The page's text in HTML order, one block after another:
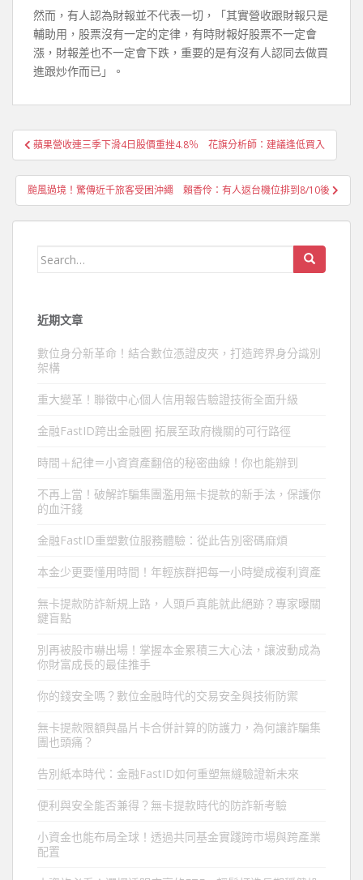
然而，有人認為財報並不代表一切，「其實營收跟財報只是
輔助用，股票沒有一定的定律，有時財報好股票不一定會
漲，財報差也不一定會下跌，重要的是有沒有人認同去做買
進跟炒作而已」。
文
章
導
覽
蘋果營收連三季下滑4日股價重挫4.8％ 花旗分析師：建議逢低買入
颱風過境！驚傳近千旅客受困沖繩 賴香伶：有人返台機位排到8/10後
Search
近期文章
數位身分新革命！結合數位憑證皮夾，打造跨界身分識別
架構
重大變革！聯徵中心個人信用報告驗證技術全面升級
金融FastID跨出金融圈 拓展至政府機關的可行路徑
時間＋紀律＝小資資產翻倍的秘密曲線！你也能辦到
不再上當！破解詐騙集團濫用無卡提款的新手法，保護你
的血汗錢
金融FastID重塑數位服務體驗：從此告別密碼麻煩
本金少更要懂用時間！年輕族群把每一小時變成複利資產
無卡提款防詐新規上路，人頭戶真能就此絕跡？專家曝關
鍵盲點
別再被股市嚇出場！掌握本金累積三大心法，讓波動成為
你財富成長的最佳推手
你的錢安全嗎？數位金融時代的交易安全與技術防禦
無卡提款限額與晶片卡合併計算的防護力，為何讓詐騙集
團也頭痛？
告別紙本時代：金融FastID如何重塑無縫驗證新未來
便利與安全能否兼得？無卡提款時代的防詐新考驗
小資金也能布局全球！透過共同基金實踐跨市場與跨產業
配置